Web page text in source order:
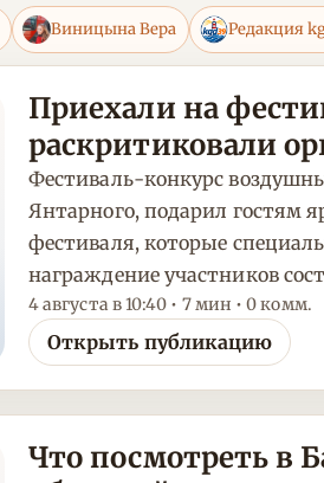
Виницына Вера Редакция
Приехали на
раскритиковали
Фестиваль-конкурс
Янтарного, подарил гостям
фестиваля, которые
награждение участников
4 августа в 10:40 • 7 мин • 0 комм.
Открыть публикацию
Что посмотреть в